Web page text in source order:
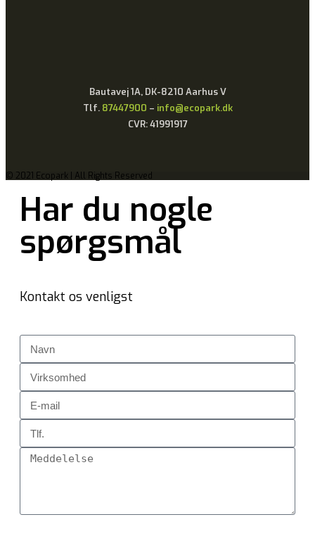
Bautavej 1A, DK-8210 Aarhus V
Tlf. 87447900 – info@ecopark.dk
CVR: 41991917
© 2021 Ecopark | All Rights Reserved
Har du nogle
spørgsmål
Kontakt os venligst